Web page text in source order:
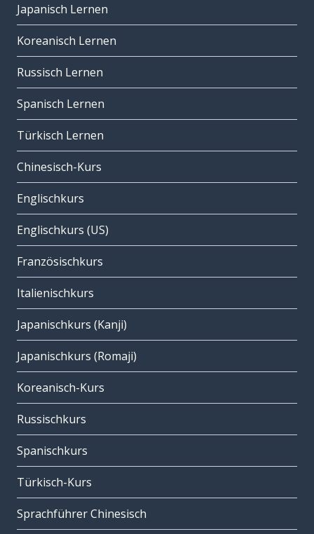
Japanisch Lernen
Koreanisch Lernen
Russisch Lernen
Spanisch Lernen
Türkisch Lernen
Chinesisch-Kurs
Englischkurs
Englischkurs (US)
Französischkurs
Italienischkurs
Japanischkurs (Kanji)
Japanischkurs (Romaji)
Koreanisch-Kurs
Russischkurs
Spanischkurs
Türkisch-Kurs
Sprachführer Chinesisch